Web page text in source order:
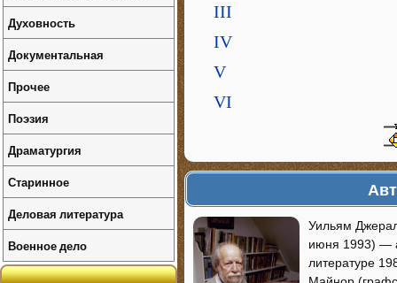
III
IV
V
VI
Уильям
июня 1993) —
литературе
Духовность
Документальная
Прочее
Поэзия
Драматургия
Старинное
Деловая литература
Военное дело